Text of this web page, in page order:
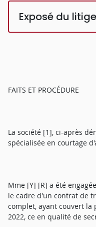
Exposé du litige
FAITS ET PROCÉDURE
La société [1], ci-après
spécialisée en courtage
Mme [Y] [R] a été
le cadre d'un contrat de
complet, ayant couvert
2022, ce en qualité de